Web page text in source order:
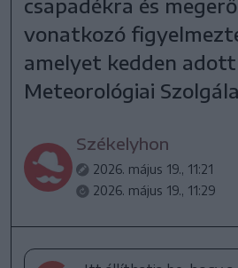
csapadékra és
vonatkozó
amelyet kedden
Meteorológiai
Székelyhon
2026. május 19., 11:21
2026. május 19., 11:29